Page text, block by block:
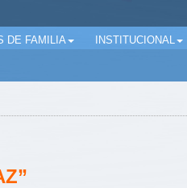
DE FAMILIA INSTITUCIONAL